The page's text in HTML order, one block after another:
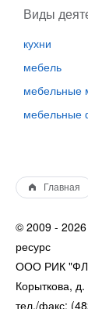
Виды
кухни
мебель
мебельные
мебельные
Главная
© 2009 -
ресурс
ООО РИК
Корыткова,
тел./факс: